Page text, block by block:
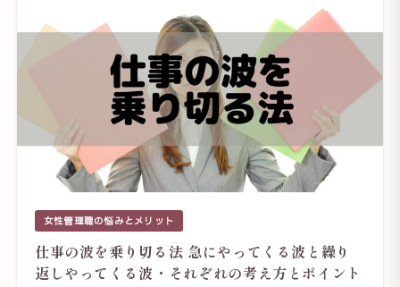
女性管理職の悩みとメリット
仕事の波を乗り切る法 急にやってくる波と繰り
返しやってくる波・それぞれの考え方とポイント